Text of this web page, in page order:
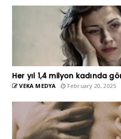
Her yıl 1,4 milyon kadında
VEKA MEDYA February 20, 2025